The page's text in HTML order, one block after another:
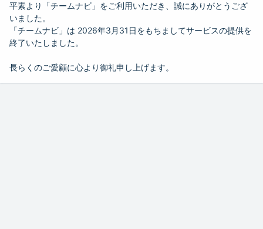
平素より「チームナビ」をご利用いただき、誠にありがとうござ
いました。
「チームナビ」は 2026年3月31日をもちましてサービスの提供を
終了いたしました。
長らくのご愛顧に心より御礼申し上げます。